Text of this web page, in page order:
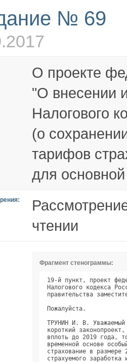
№ 69
О проекте
"О внесении
Налогового
(о
тарифов
для
чтении
Фрагмент стенограммы:
19-й пункт, проект федерального закона "О внесении изменений в статью 426       
Налогового кодекса Российской Федерации". Доклад официального представителя     
правительства заместителя министра финансов Ильи Вячеславовича Трунина.         
                                                                                
Пожалуйста.                                                                     
                                                                                
ТРУНИН И. В. Уважаемый Александр Дмитриевич, уважаемые депутаты! Также          
короткий законопроект, но он носит бюджетообразующий характер. Напомню, что     
вплоть до 2019 года, то есть по 2019 год включительно, у нас действует на       
временной основе особый тариф страхового взноса на обязательное пенсионное      
страхование в размере 22 процентов в пределах установленной величины            
страхуемого заработка и 10 процентов - свыше этого предела. С 2020 года в       
соответствии с действующей редакцией Налогового кодекса должен вступить в       
силу тариф, который сейчас установлен на постоянной основе, то есть             
26 процентов до предельной величины и 0 - свыше предельной величины.            
Правительство Российской Федерации предлагает продлить на один год, то есть     
на весь период бюджетного планирования, действующий тариф, то есть 22           
процента и 10 процентов. Именно в условиях таких тарифов был рассчитан          
прогноз доходов бюджетов бюджетной системы в соответствии с тем проектом        
закона о федеральном бюджете, который был внесён в Государственную Думу, и      
средства на компенсацию выпадающих доходов Пенсионного фонда России в 2020      
году, которые неизбежно возникают из-за продления действия вот этого тарифа,    
установленного на временной основе, предусмотрены проектом федерального         
бюджета и составляют чуть больше 543 миллиардов рублей. Поскольку               
законопроект носит бюджетообразующий характер, просим поддержать.               
                                                                                
ПРЕДСЕДАТЕЛЬСТВУЮЩИЙ. Спасибо.                                                  
                                                                                
Есть ли вопросы... А, содоклад, Глеб Яковлевич Хор, извините.                   
                                                                                
Пожалуйста.                                                                     
                                                                                
ХОР Г. Я. Уважаемый